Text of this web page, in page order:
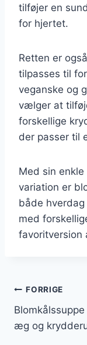
tilføjer en
for hjertet.
Retten er
tilpasses til
veganske og
vælger at
forskellige
der passer til
Med sin
variation er
både
med
favoritversion
FORRIGE
Blomkålssuppe
æg og